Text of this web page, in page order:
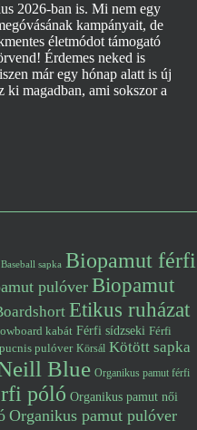
2026-ban is. Mi nem egy
kampányait, de
életmódot támogató
Érdemes neked is
már egy hónap alatt is új
ki magadban, ami sokszor a
Baseball sapka Biopamut férfi
pulóverBiopamut
Etikus ruházat
kabát Férfi sídzseki Férfi
pulóver Körsál Kötött sapka
Blue Organikus pamut férfi
póló Organikus pamut női
Organikus pamut pulóver